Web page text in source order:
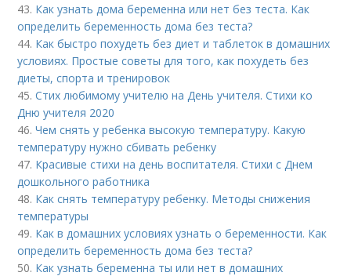
43. Как узнать дома беременна или нет без теста. Как
определить беременность дома без теста?
44. Как быстро похудеть без диет и таблеток в домашних
условиях. Простые советы для того, как похудеть без
диеты, спорта и тренировок
45.Стих любимому учителю на День учителя. Стихи ко
Дню учителя 2020
46.Чем снять у ребенка высокую температуру. Какую
температуру нужно сбивать ребенку
47. Красивые стихи на день воспитателя. Стихи с Днем
дошкольного работника
48. Как снять температуру ребенку. Методы снижения
температуры
49. Как в домашних условиях узнать о беременности. Как
определить беременность дома без теста?
50. Как узнать беременна ты или нет в домашних